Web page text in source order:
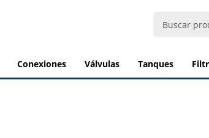
conexiones válvulas tanques